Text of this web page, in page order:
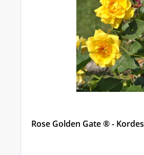
Rose Golden Gate ® - Kordes